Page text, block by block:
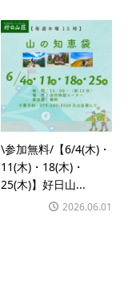
\参加無料/【6/4(木)・
11(木)・18(木)・
25(木)】好日山...
2026.06.01